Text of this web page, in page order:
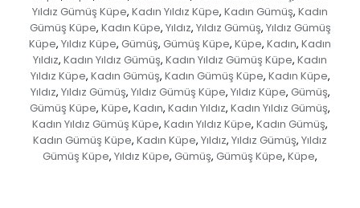
Yıldız Gümüş Küpe, Kadın Yıldız Küpe, Kadın Gümüş, Kadın
Gümüş Küpe, Kadın Küpe, Yıldız, Yıldız Gümüş, Yıldız Gümüş
Küpe, Yıldız Küpe, Gümüş, Gümüş Küpe, Küpe, Kadın, Kadın
Yıldız, Kadın Yıldız Gümüş, Kadın Yıldız Gümüş Küpe, Kadın
Yıldız Küpe, Kadın Gümüş, Kadın Gümüş Küpe, Kadın Küpe,
Yıldız, Yıldız Gümüş, Yıldız Gümüş Küpe, Yıldız Küpe, Gümüş,
Gümüş Küpe, Küpe, Kadın, Kadın Yıldız, Kadın Yıldız Gümüş,
Kadın Yıldız Gümüş Küpe, Kadın Yıldız Küpe, Kadın Gümüş,
Kadın Gümüş Küpe, Kadın Küpe, Yıldız, Yıldız Gümüş, Yıldız
Gümüş Küpe, Yıldız Küpe, Gümüş, Gümüş Küpe, Küpe,